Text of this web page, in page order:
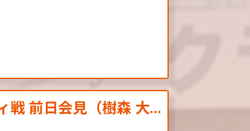
戦 前日会見（樹森 大…